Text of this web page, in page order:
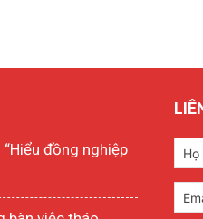
đồng nghiệp